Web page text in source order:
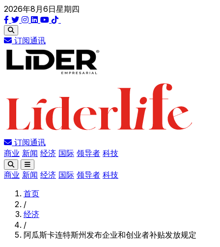
2026年8月6日星期四
订阅通讯
订阅通讯
商业 新闻 经济 国际 领导者 科技
商业 新闻 经济 国际 领导者 科技
首页
/
经济
/
阿瓜斯卡连特斯州发布企业和创业者补贴发放规定